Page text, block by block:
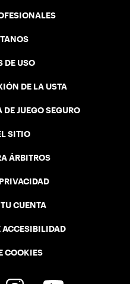
DE USO
DE LA USTA
JUEGO SEGURO
SITIO
ÁRBITROS
CUENTA
ACCESIBILIDAD
COOKIES